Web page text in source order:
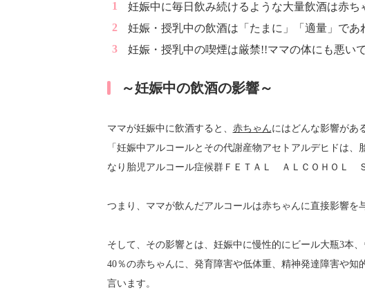
妊娠中に毎日飲み続けるような大量飲酒は赤ち
妊娠・授乳中の飲酒は「たまに」「適量」であ
妊娠・授乳中の喫煙は厳禁!!ママの体にも悪い
～妊娠中の飲酒の影響～
ママが妊娠中に飲酒すると、 赤ちゃんにはどんな影響があ
「妊娠中アルコールとその代謝産物アセトアルデヒドは
なり胎児アルコール症候群ＦＥＴＡＬ ＡＬＣＯＨＯＬ
つまり、ママが飲んだアルコールは赤ちゃんに直接影響を
そして、その影響とは、妊娠中に慢性的にビール大瓶3本
40％の赤ちゃんに、発育障害や低体重、精神発達障害や知
言います。